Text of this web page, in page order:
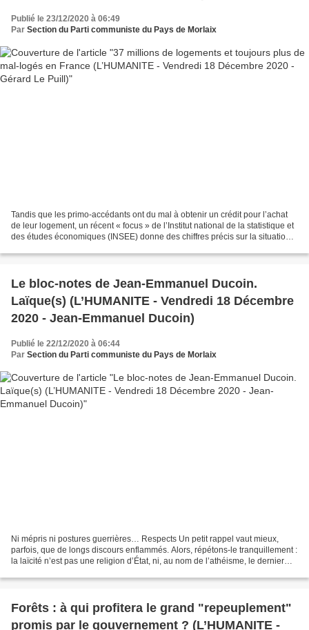
Publié le 23/12/2020 à 06:49
Par Section du Parti communiste du Pays de Morlaix
Tandis que les primo-accédants ont du mal à obtenir un crédit pour l’achat
de leur logement, un récent « focus » de l’Institut national de la statistique et
des études économiques (INSEE) donne des chiffres précis sur la situation
Le bloc-notes de Jean-Emmanuel Ducoin.
Laïque(s) (L’HUMANITE - Vendredi 18 Décembre
2020 - Jean-Emmanuel Ducoin)
Publié le 22/12/2020 à 06:44
Par Section du Parti communiste du Pays de Morlaix
Ni mépris ni postures guerrières… Respects Un petit rappel vaut mieux,
parfois, que de longs discours enflammés. Alors, répétons-le tranquillement :
la laïcité n’est pas une religion d’État, ni, au nom de l’athéisme, le dernier
Forêts : à qui profitera le grand "repeuplement"
promis par le gouvernement ? (L’HUMANITE -